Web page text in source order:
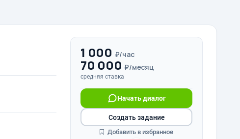
1 000 ₽/час
70 000 ₽/месяц
средняя ставка
Начать диалог
Создать задание
Добавить в избранное